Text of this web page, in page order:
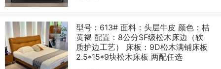
型号：613# 面料：头层牛皮 颜色：桔
黄褐 配置：8公分SF级松木床边（软
质护边工艺） 床板：9D松木满铺床板
2.5*15*9块松木床板 两配任选